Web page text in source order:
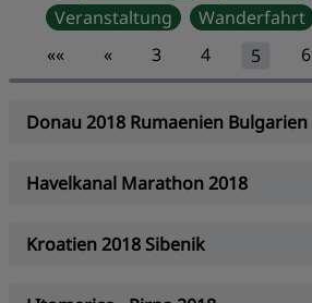
Veranstaltung
Wanderfahrt
««
« 3 4 5 6
Donau 2018 Rumaenien Bulgarien
Havelkanal Marathon 2018
Kroatien 2018 Sibenik